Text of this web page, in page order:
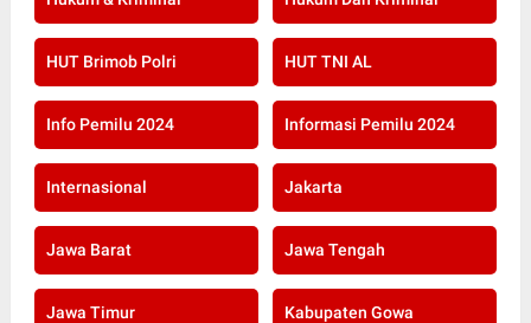
HUT Brimob Polri HUT TNI AL
Info Pemilu 2024 Informasi Pemilu 2024
Internasional Jakarta
Jawa Barat Jawa Tengah
Jawa Timur Kabupaten Gowa